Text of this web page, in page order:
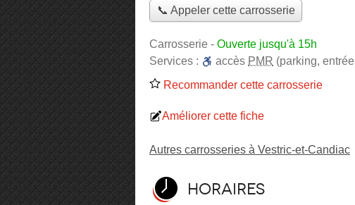
📞 Appeler cette carrosserie
Carrosserie - Ouverte jusqu'à 15h
Services :
accès PMR (parking,
Recommander cette carrosserie
Améliorer cette fiche
Autres carrosseries à Vestric-et-Candiac
Horaires